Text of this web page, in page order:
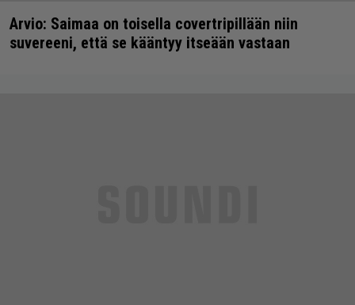
Arvio: Saimaa on toisella covertripillään niin
suvereeni, että se kääntyy itseään vastaan